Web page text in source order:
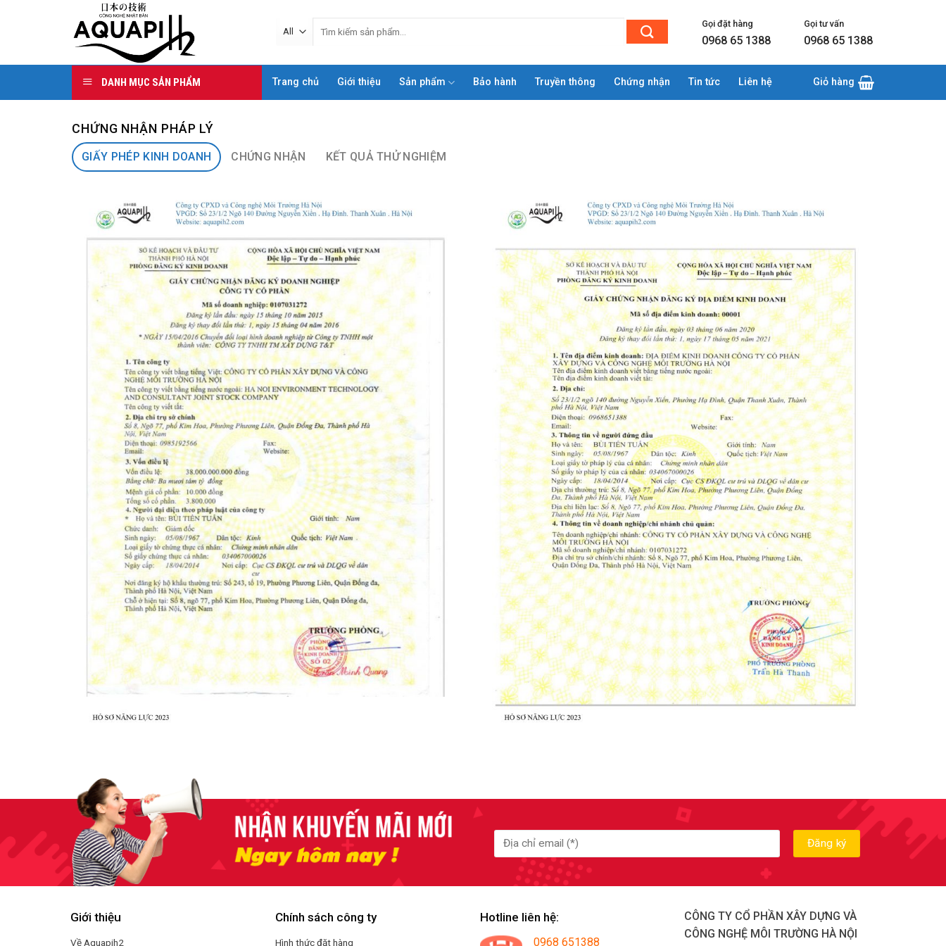
Gọi đặt hàng
0968 65 1388
Gọi tư vấn
0968 65 1388
DANH MỤC SẢN PHẨM Trang chủ Giới thiệu Sản phẩm Bảo hành Truyền thông Chứng nhận Tin tức Liên hệ Giỏ hàng
CHỨNG NHẬN PHÁP LÝ
GIẤY PHÉP KINH DOANH CHỨNG NHẬN KẾT QUẢ THỬ NGHIỆM
Giới thiệu
Về Aquapih2
Chính sách công ty
Hình thức đặt hàng
Hotline liên hệ:
0968 651388
CÔNG TY CỔ PHẦN XÂY DỰNG VÀ
CÔNG NGHỆ MÔI TRƯỜNG HÀ NỘI